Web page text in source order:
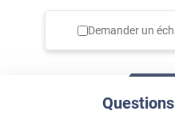
Demander un
livraison rapide découpes
rien à redire Je me suis
d’utilisation du film sans
mais c'est pour moi
utilisation du film en